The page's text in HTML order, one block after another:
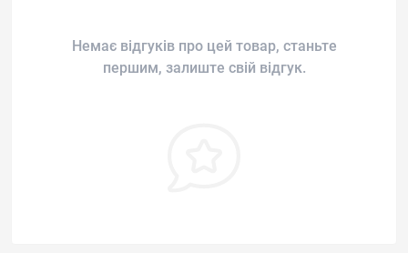
Немає відгуків про цей товар, станьте
першим, залиште свій відгук.